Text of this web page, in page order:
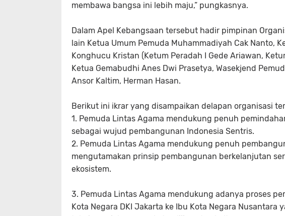
membawa bangsa ini lebih maju,” pungkasnya.
Dalam Apel Kebangsaan tersebut hadir pimpinan
lain Ketua Umum Pemuda Muhammadiyah Cak Nanto,
Konghucu Kristan (Ketum Peradah I Gede Ariawan,
Ketua Gemabudhi Anes Dwi Prasetya, Wasekjend
Ansor Kaltim, Herman Hasan.
Berikut ini ikrar yang disampaikan delapan organisasi
1. Pemuda Lintas Agama mendukung penuh
sebagai wujud pembangunan Indonesia Sentris.
2. Pemuda Lintas Agama mendukung penuh
mengutamakan prinsip pembangunan berkelanjutan
ekosistem.
3. Pemuda Lintas Agama mendukung adanya proses
Kota Negara DKI Jakarta ke Ibu Kota Negara